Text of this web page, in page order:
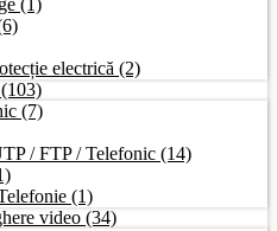
(1)
electrică (2)
(103)
(7)
/ FTP / Telefonic (14)
(1)
video (34)